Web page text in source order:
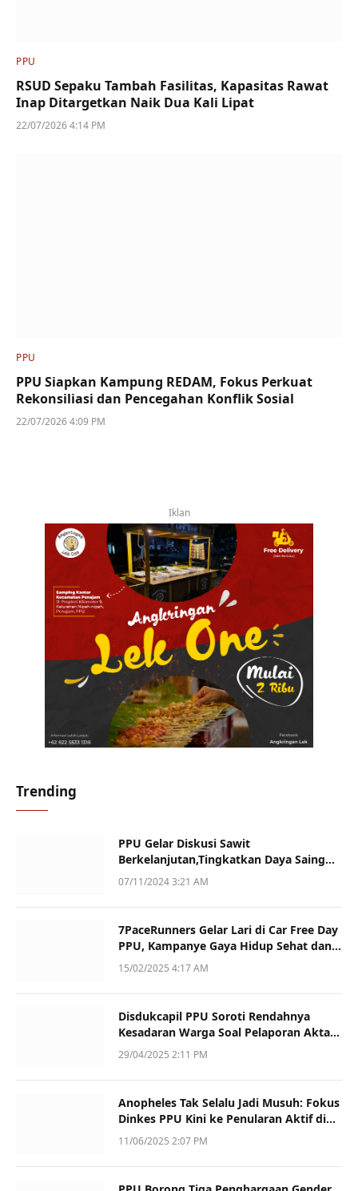
PPU
RSUD Sepaku Tambah Fasilitas, Kapasitas Rawat
Inap Ditargetkan Naik Dua Kali Lipat
22/07/2026 4:14 PM
PPU
PPU Siapkan Kampung REDAM, Fokus Perkuat
Rekonsiliasi dan Pencegahan Konflik Sosial
22/07/2026 4:09 PM
Iklan
Trending
PPU Gelar Diskusi Sawit
Berkelanjutan,Tingkatkan Daya Saing
dan Kualitas
07/11/2024 3:21 AM
7PaceRunners Gelar Lari di Car Free Day
PPU, Kampanye Gaya Hidup Sehat dan
Dukung UMKM
15/02/2025 4:17 AM
Disdukcapil PPU Soroti Rendahnya
Kesadaran Warga Soal Pelaporan Akta
Kematian
29/04/2025 2:11 PM
Anopheles Tak Selalu Jadi Musuh: Fokus
Dinkes PPU Kini ke Penularan Aktif di
Sotek
11/06/2025 2:07 PM